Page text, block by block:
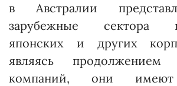
в Австралии
зарубежные сектора
японских и других
являясь продолжением
компаний, они имеют